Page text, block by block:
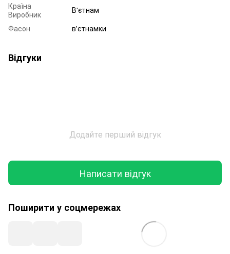
Країна
Виробник
В'єтнам
Фасон
в'єтнамки
Відгуки
Додайте перший відгук
Написати відгук
Поширити у соцмережах